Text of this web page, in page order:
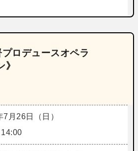
ロデュースオペラ
7月26日（日）
14:00